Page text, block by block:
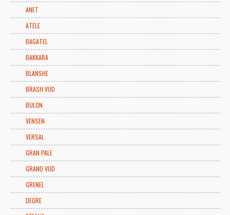
ANET
ATELE
BAGATEL
BAKKARA
BLANSHE
BRASH VUD
BULON
VENSEN
VERSAL
GRAN PALE
GRAND VUD
GRENEL
DEGRE